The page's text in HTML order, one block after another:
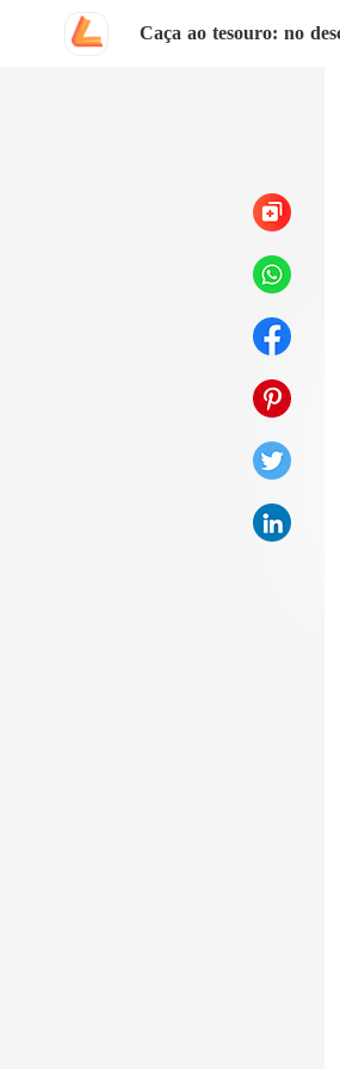
Caça ao tesouro: no